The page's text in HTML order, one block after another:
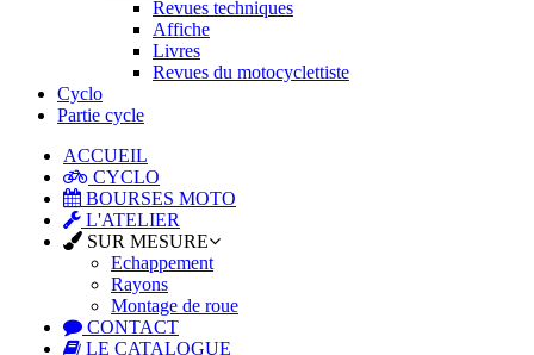
Revues techniques
Affiche
Livres
Revues du motocyclettiste
Cyclo
Partie cycle
ACCUEIL
CYCLO
BOURSES MOTO
L'ATELIER
SUR MESURE
Echappement
Rayons
Montage de roue
CONTACT
LE CATALOGUE